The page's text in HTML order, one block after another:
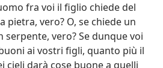
fra voi il figlio chiede del
pietra, vero? O, se chiede un
serpente, vero? Se dunque voi
ai vostri figli, quanto più il
cieli darà cose buone a quelli